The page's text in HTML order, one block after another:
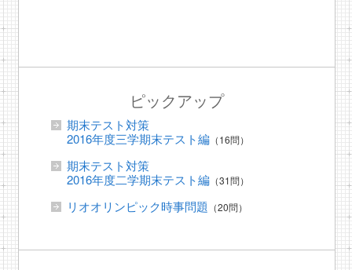
ピックアップ
期末テスト対策
2016年度三学期末テスト編（16問）
期末テスト対策
2016年度二学期末テスト編（31問）
リオオリンピック時事問題 （20問）